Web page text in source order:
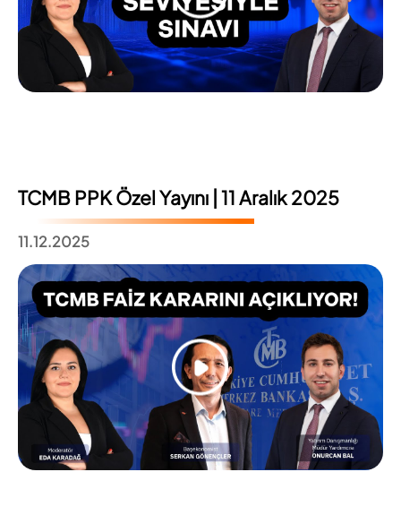
TCMB PPK Özel Yayını | 11 Aralık 2025
11.12.2025